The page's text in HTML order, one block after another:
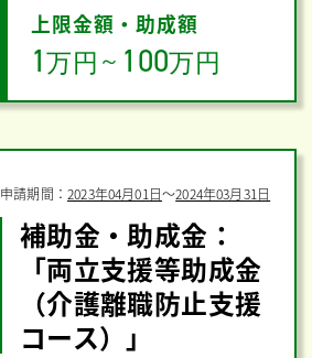
上限金額・助成額
1万円 ～ 100万円
申請期間：2023年04月01日〜2024年03月31日
補助金・助成金：
「両立支援等助成金
（介護離職防止支援
コース）」